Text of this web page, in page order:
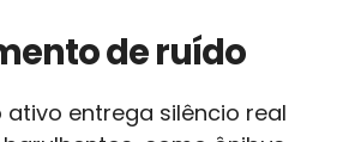
de ruído
entrega silêncio real